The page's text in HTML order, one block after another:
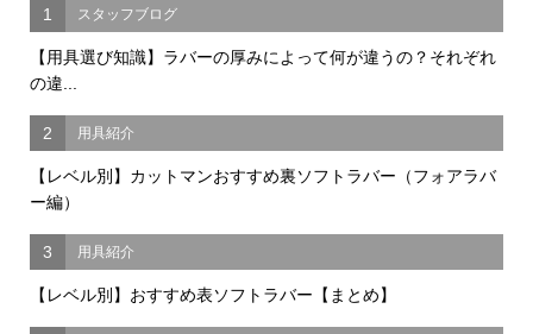
1 スタッフブログ
【用具選び知識】ラバーの厚みによって何が違うの？それぞれ
の違...
2 用具紹介
【レベル別】カットマンおすすめ裏ソフトラバー（フォアラバ
ー編）
3 用具紹介
【レベル別】おすすめ表ソフトラバー【まとめ】